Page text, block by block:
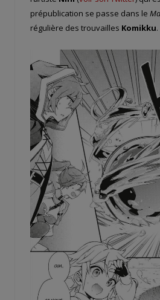
prépublication se passe dans le
régulière des trouvailles Komikku.